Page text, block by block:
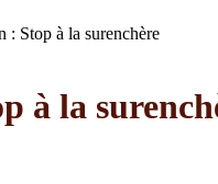
: Stop à la surenchère
à la